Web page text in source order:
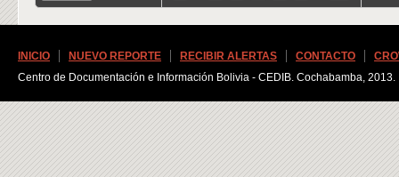
INICIO NUEVO REPORTE RECIBIR ALERTAS CONTACTO
Centro de Documentación e Información Bolivia - CEDIB. Cochabamba, 2013.